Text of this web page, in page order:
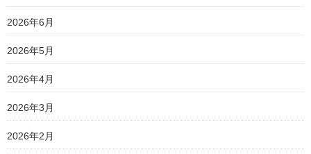
2026年6月
2026年5月
2026年4月
2026年3月
2026年2月